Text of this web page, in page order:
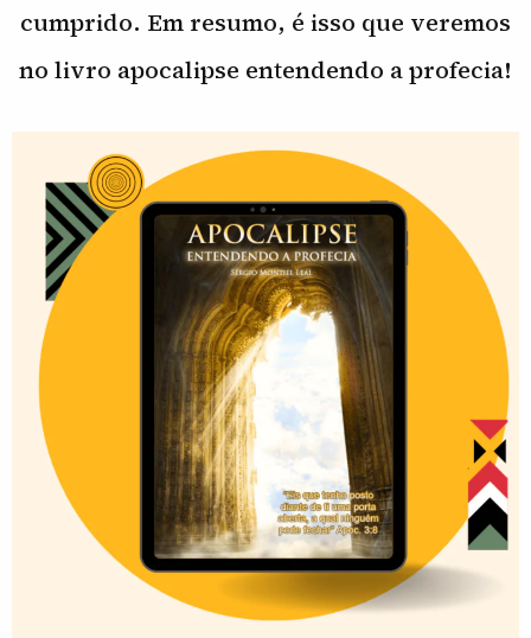
cumprido. Em resumo, é isso que veremos
no livro apocalipse entendendo a profecia!